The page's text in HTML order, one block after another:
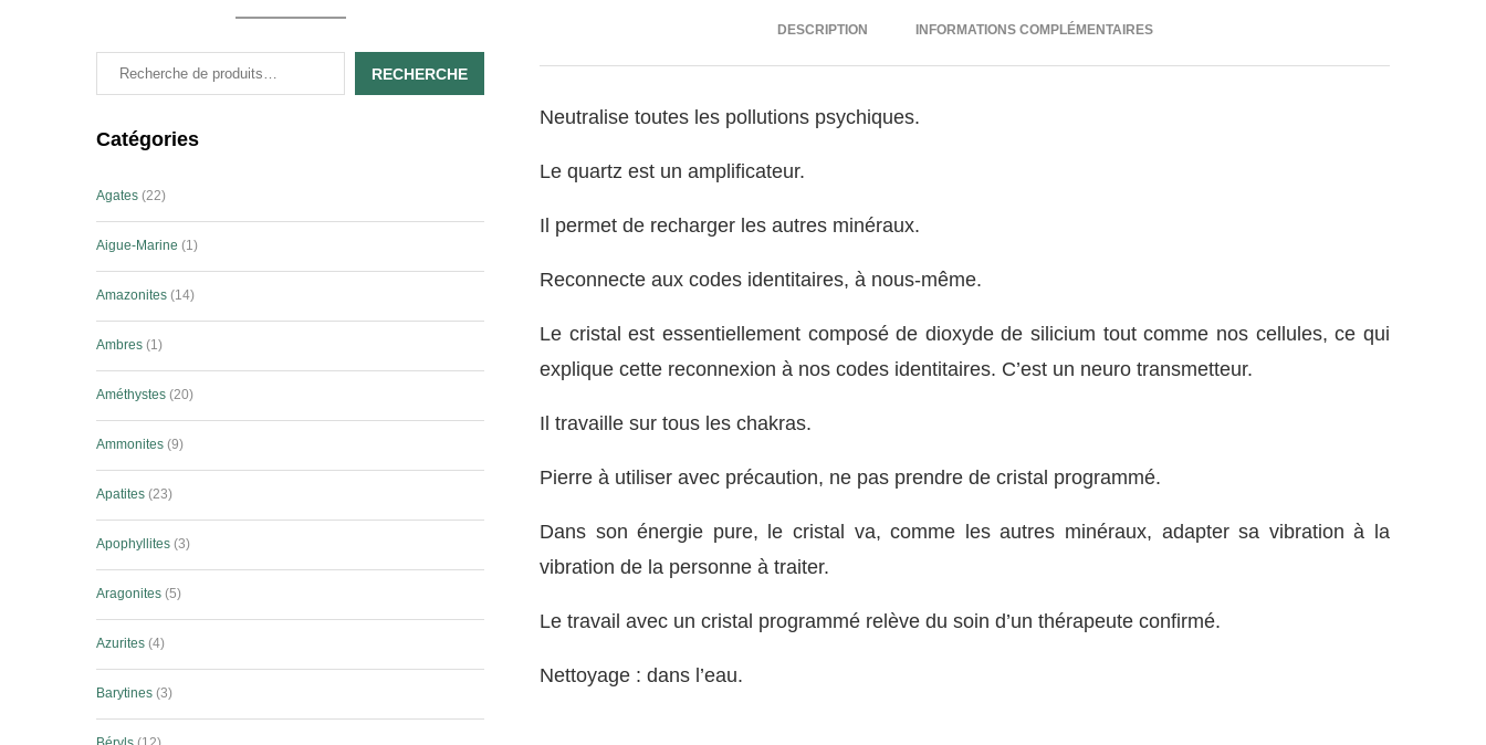
DESCRIPTION INFORMATIONS COMPLÉMENTAIRES
Neutralise toutes les pollutions psychiques.
Le quartz est un amplificateur.
Il permet de recharger les autres minéraux.
Reconnecte aux codes identitaires, à nous-même.
Le cristal est essentiellement composé de dioxyde de silicium tout comme nos cellules, ce qui
explique cette reconnexion à nos codes identitaires. C’est un neuro transmetteur.
Il travaille sur tous les chakras.
Pierre à utiliser avec précaution, ne pas prendre de cristal programmé.
Dans son énergie pure, le cristal va, comme les autres minéraux, adapter sa vibration à la
vibration de la personne à traiter.
Le travail avec un cristal programmé relève du soin d’un thérapeute confirmé.
Nettoyage : dans l’eau.
RECHERCHE
Catégories
Agates 22
Aigue-Marine 1
Amazonites 14
Ambres 1
Améthystes 20
Ammonites 9
Apatites 23
Apophyllites 3
Aragonites 5
Azurites 4
Barytines 3